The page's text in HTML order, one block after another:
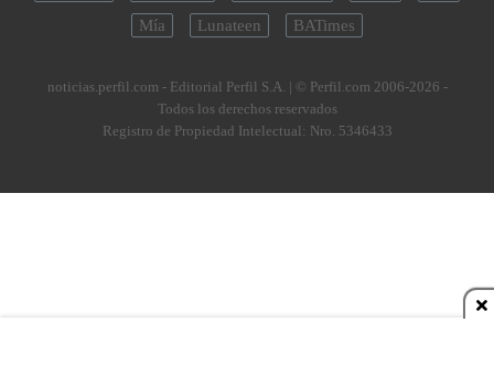
Mía
Lunateen BATimes
noticias.perfil.com - Editorial Perfil S.A. | © Perfil.com 2006-2026 -
Todos los derechos reservados
Registro de Propiedad Intelectual: Nro. 5346433